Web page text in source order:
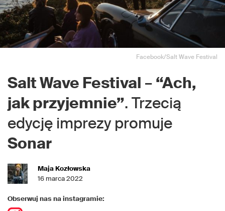
Facebook/Salt Wave Festival
Salt Wave Festival – “Ach,
jak przyjemnie”. Trzecią
edycję imprezy promuje
Sonar
Maja Kozłowska
16 marca 2022
Obserwuj nas na instagramie: